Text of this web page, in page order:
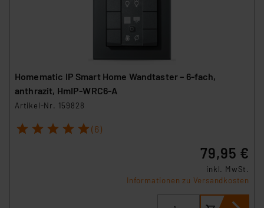
Homematic IP Smart Home Wandtaster – 6-fach,
anthrazit, HmIP-WRC6-A
Artikel-Nr. 159828
1 2 3 4 5 (6)
79,95 €
inkl. MwSt.
Informationen zu Versandkosten